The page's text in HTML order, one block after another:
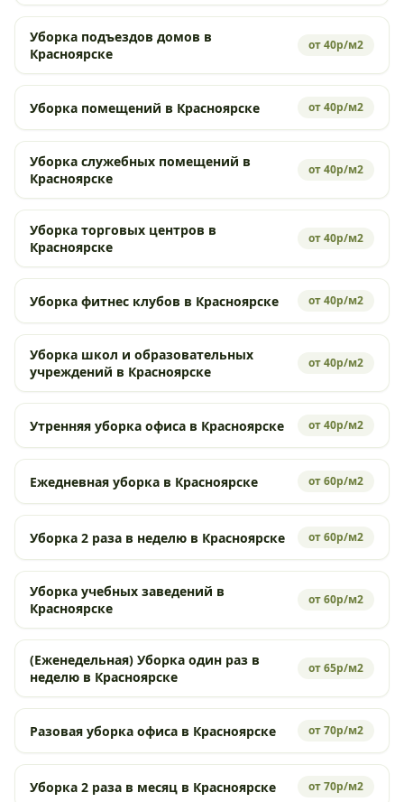
Уборка подъездов домов в
Красноярске
от 40р/м2
Уборка помещений в Красноярске от 40р/м2
Уборка служебных помещений в
Красноярске
от 40р/м2
Уборка торговых центров в
Красноярске
от 40р/м2
Уборка фитнес клубов в Красноярске от 40р/м2
Уборка школ и образовательных
учреждений в Красноярске
от 40р/м2
Утренняя уборка офиса в Красноярске от 40р/м2
Ежедневная уборка в Красноярске от 60р/м2
Уборка 2 раза в неделю в Красноярске от 60р/м2
Уборка учебных заведений в
Красноярске
от 60р/м2
(Еженедельная) Уборка один раз в
неделю в Красноярске
от 65р/м2
Разовая уборка офиса в Красноярске от 70р/м2
Уборка 2 раза в месяц в Красноярске от 70р/м2